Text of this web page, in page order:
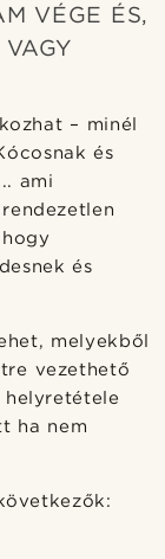
VÉGE ÉS,
– minél
és
ami
és
melyekből
vezethető
ha nem